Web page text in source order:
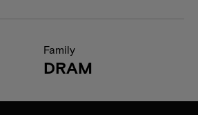
Family
DRAM